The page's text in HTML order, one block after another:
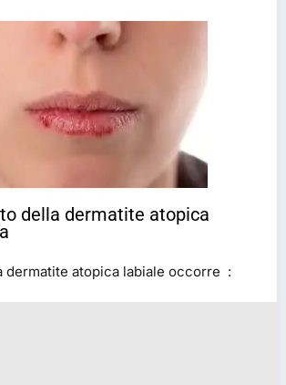
della dermatite atopica
dermatite atopica labiale occorre :